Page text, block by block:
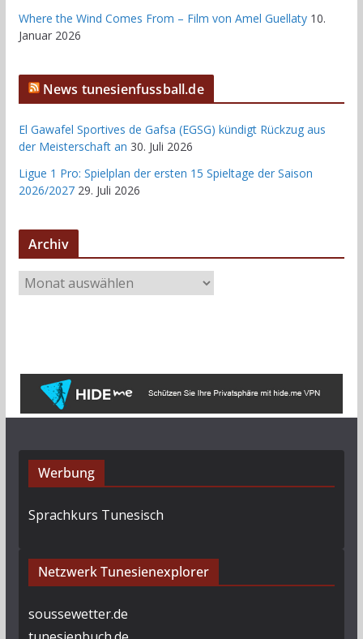
Where the Wind Comes From – Film von Amel Guellaty 10.
Januar 2026
News tunesienfussball.de
El Gawafel Sportives de Gafsa (EGSG) kündigt Rückzug aus
der Meisterschaft an 30. Juli 2026
Ligue 1 Pro: Spielplan der ersten 15 Spieltage der Saison
2026/2027 29. Juli 2026
Archiv
r
Werbung
Sprachkurs Tunesisch
Netzwerk Tunesienexplorer
soussewetter.de